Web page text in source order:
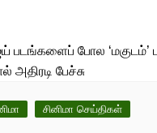
சினிமா செய்திகள்